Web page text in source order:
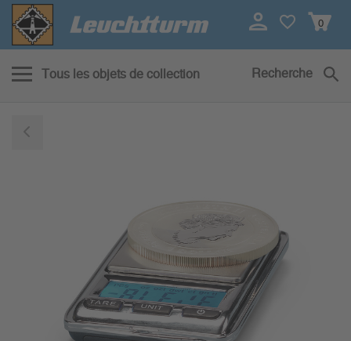
0
Tous les objets de collection Recherche